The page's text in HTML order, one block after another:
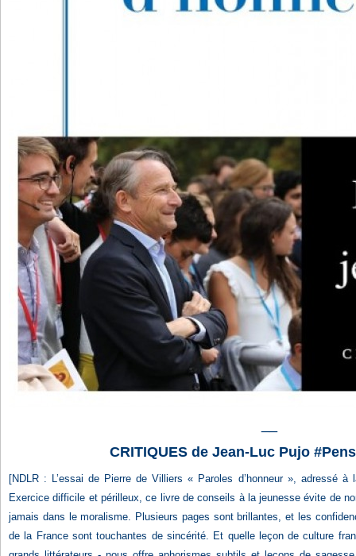
CRITIQUES de Jean-Luc Pujo
[NDLR : L’essai de Pierre de Villiers « Paroles d’honneur », adressé
Exercice difficile et périlleux, ce livre de conseils à la jeunesse évite de
jamais dans le moralisme. Plusieurs pages sont brillantes, et les
de la France sont touchantes de sincérité. Et quelle leçon de culture